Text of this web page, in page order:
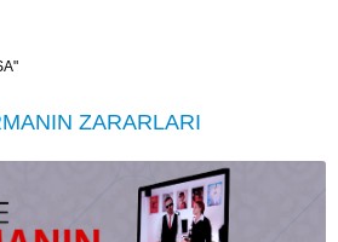
ZARARLARI